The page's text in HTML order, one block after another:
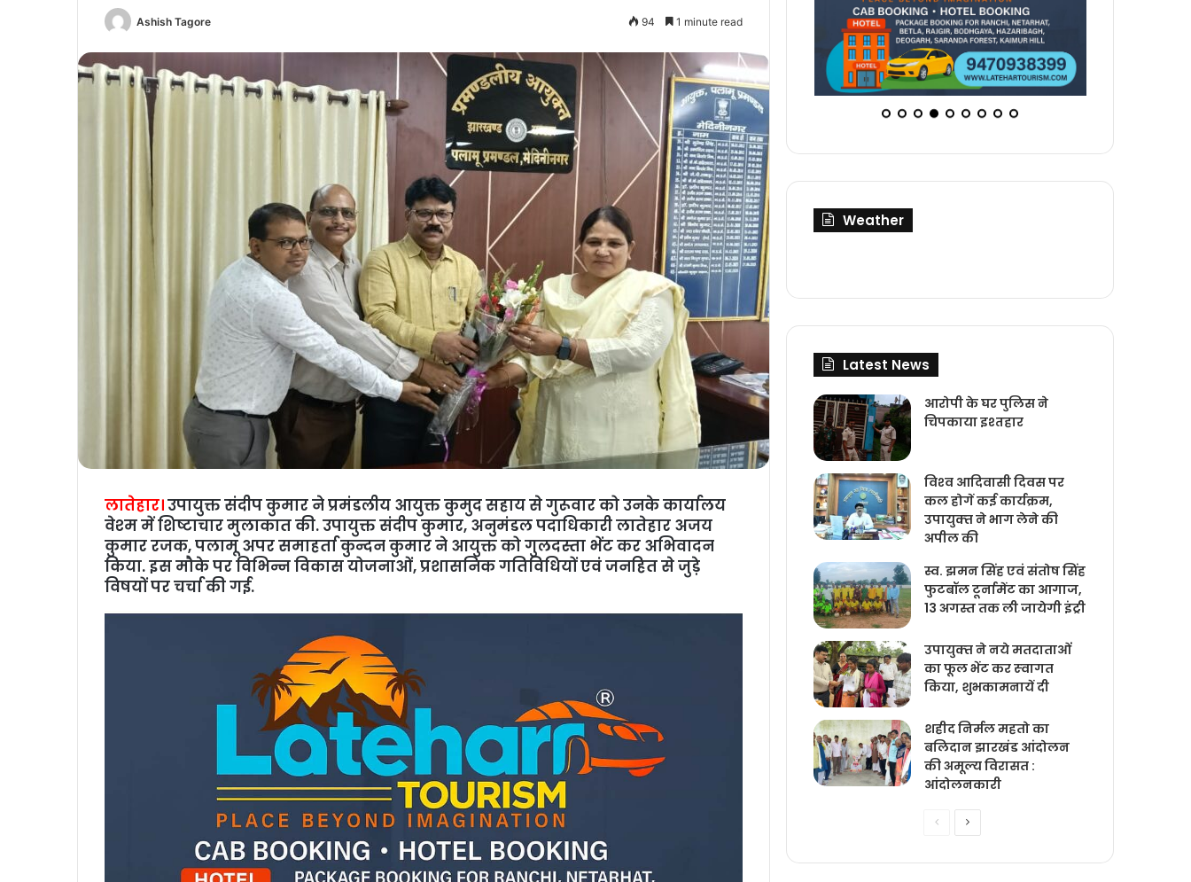
Ashish Tagore 94 1 minute read
लातेहार।उपायुक्त संदीप कुमार ने प्रमंडलीय आयुक्त कुमुद सहाय से गुरूवार को उनके कार्यालय
वेश्‍म में शिष्टाचार मुलाकात की. उपायुक्त संदीप कुमार, अनुमंडल पदाधिकारी लातेहार अजय
कुमार रजक, पलामू अपर समाहर्ता कुन्दन कुमार ने आयुक्त को गुलदस्ता भेंट कर अभिवादन
किया. इस मौके पर विभिन्न विकास योजनाओं, प्रशासनिक गतिविधियों एवं जनहित से जुड़े
विषयों पर चर्चा की गई.
Weather
Latest News
आरोपी के घर पुलिस ने
चिपकाया इश्तहार
विश्‍व आदिवासी दिवस पर
कल होगें कई कार्यक्रम,
उपायुक्‍त ने भाग लेने की
अपील की
स्व. झमन सिंह एवं संतोष सिंह
फुटबॉल टूर्नामेंट का आगाज,
13 अगस्त तक ली जायेगी इंट्री
उपायुक्‍त ने नये मतदाताओंं
का फूल भेंट कर स्‍वागत
किया, शुभकामनायें दी
शहीद निर्मल महतो का
बलिदान झारखंड आंदोलन
की अमूल्य विरासत :
आंदोलनकारी
PreviousNext